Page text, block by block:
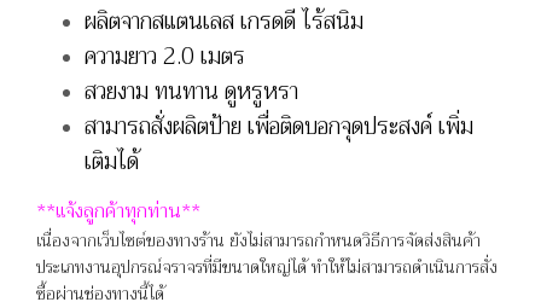
ผลิตจากสแตนเลส เกรดดี ไร้สนิม
ความยาว 2.0 เมตร
สวยงาม ทนทาน ดูหรูหรา
สามารถสั่งผลิตป้าย เพื่อติดบอกจุดประสงค์ เพิ่ม
เติมได้
**แจ้งลูกค้าทุกท่าน**
เนื่องจากเว็บไซต์ของทางร้าน ยังไม่สามารถกำหนดวิธีการจัดส่งสินค้า
ประเภทงานอุปกรณ์จราจรที่มีขนาดใหญ่ได้ ทำให้ไม่สามารถดำเนินการสั่ง
ซื้อผ่านช่องทางนี้ได้